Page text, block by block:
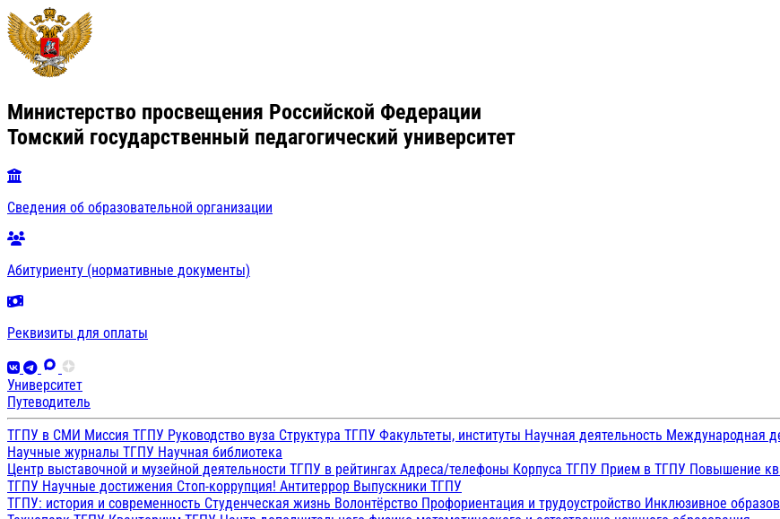
Министерство просвещения Российской Федерации
Томский государственный педагогический университет
Сведения об образовательной организации
Абитуриенту (нормативные документы)
Реквизиты для оплаты
Университет
Путеводитель
ТГПУ в СМИ Миссия ТГПУ Руководство вуза Структура ТГПУ Факультеты, институты Научная деятельность Международная
Научные журналы ТГПУ Научная библиотека
Центр выставочной и музейной деятельности ТГПУ в рейтингах Адреса/телефоны Корпуса ТГПУ Прием в ТГПУ Повышение
ТГПУ Научные достижения Стоп-коррупция! Антитеррор Выпускники ТГПУ
ТГПУ: история и современность Студенческая жизнь Волонтёрство Профориентация и трудоустройство Инклюзивное